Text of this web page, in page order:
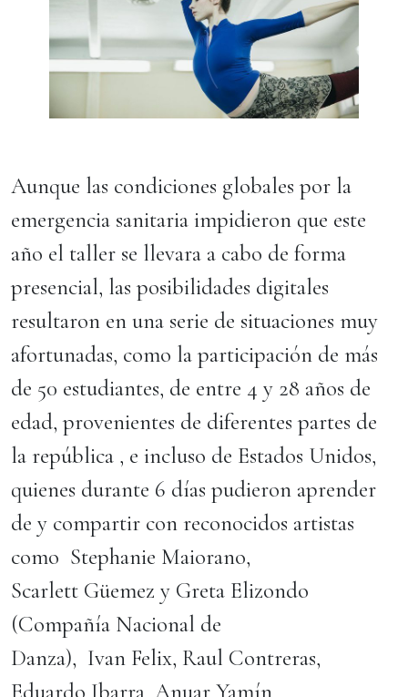
Aunque las condiciones globales por la
emergencia sanitaria impidieron que este
año el taller se llevara a cabo de forma
presencial, las posibilidades digitales
resultaron en una serie de situaciones muy
afortunadas, como la participación de más
de 50 estudiantes, de entre 4 y 28 años de
edad, provenientes de diferentes partes de
la república , e incluso de Estados Unidos,
quienes durante 6 días pudieron aprender
de y compartir con reconocidos artistas
como Stephanie Maiorano,
Scarlett Güemez y Greta Elizondo
(Compañía Nacional de
Danza), Ivan Felix, Raul Contreras,